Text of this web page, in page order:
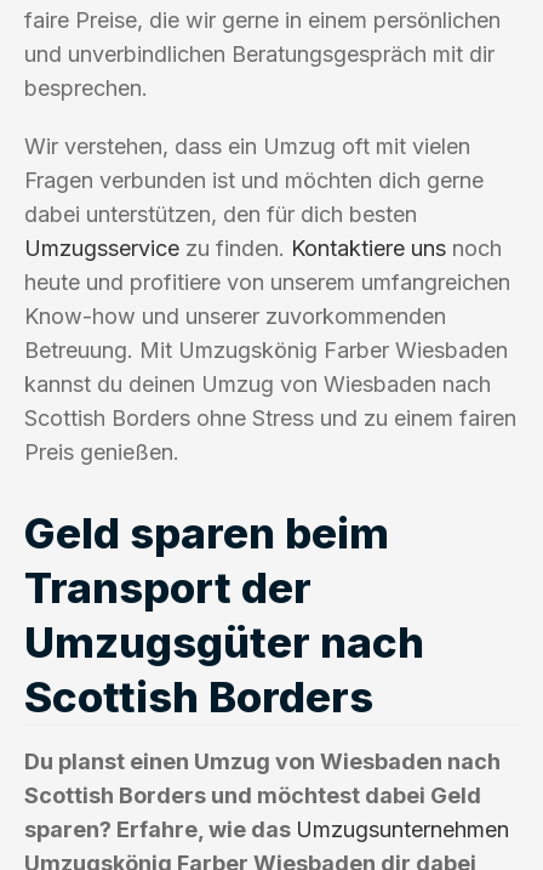
faire Preise, die wir gerne in einem persönlichen
und unverbindlichen Beratungsgespräch mit dir
besprechen.
Wir verstehen, dass ein Umzug oft mit vielen
Fragen verbunden ist und möchten dich gerne
dabei unterstützen, den für dich besten
Umzugsservice zu finden. Kontaktiere uns noch
heute und profitiere von unserem umfangreichen
Know-how und unserer zuvorkommenden
Betreuung. Mit Umzugskönig Farber Wiesbaden
kannst du deinen Umzug von Wiesbaden nach
Scottish Borders ohne Stress und zu einem fairen
Preis genießen.
Geld sparen beim
Transport der
Umzugsgüter nach
Scottish Borders
Du planst einen Umzug von Wiesbaden nach
Scottish Borders und möchtest dabei Geld
sparen? Erfahre, wie das Umzugsunternehmen
Umzugskönig Farber Wiesbaden dir dabei